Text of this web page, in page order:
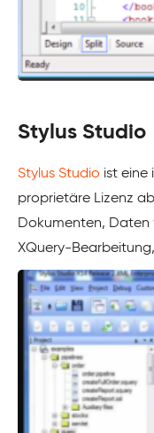
Stylus Studio
Stylus Studio ist eine
proprietäre Lizenz
Dokumenten, Daten
XQuery-